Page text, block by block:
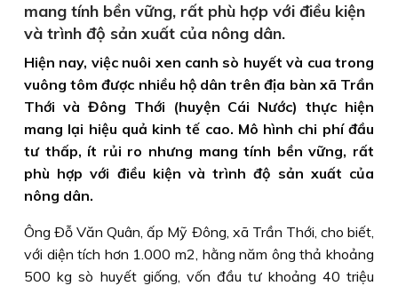
mang tính bền vững, rất phù hợp với điều kiện
và trình độ sản xuất của nông dân.
Hiện nay, việc nuôi xen canh sò huyết và cua trong
vuông tôm được nhiều hộ dân trên địa bàn xã Trần
Thới và Đông Thới (huyện Cái Nước) thực hiện
mang lại hiệu quả kinh tế cao. Mô hình chi phí đầu
tư thấp, ít rủi ro nhưng mang tính bền vững, rất
phù hợp với điều kiện và trình độ sản xuất của
nông dân.
Ông Ðỗ Văn Quân, ấp Mỹ Ðông, xã Trần Thới, cho biết,
với diện tích hơn 1.000 m2, hằng năm ông thả khoảng
500 kg sò huyết giống, vốn đầu tư khoảng 40 triệu